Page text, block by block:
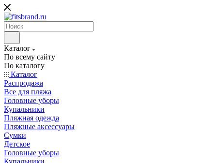
Каталог
По всему сайту
По каталогу
Каталог
Распродажа
Все для пляжа
Головные уборы
Купальники
Пляжная одежда
Пляжные аксессуары
Сумки
Детское
Головные уборы
Купальники